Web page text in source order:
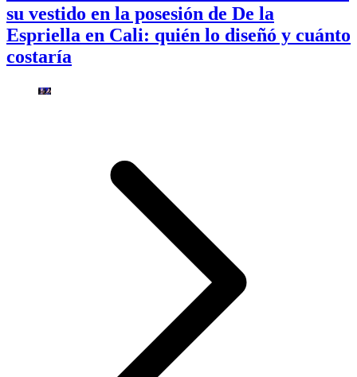
su vestido en la posesión de De la
Espriella en Cali: quién lo diseñó y cuánto
costaría